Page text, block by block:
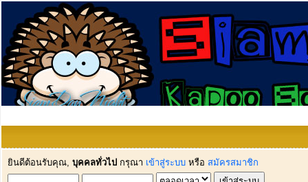
ยินดีต้อนรับคุณ, บุคคลทั่วไป กรุณา เข้าสู่ระบบ หรือ สมัครสมาชิก